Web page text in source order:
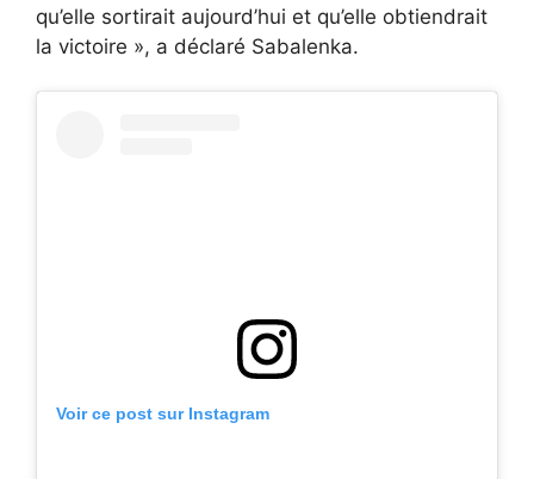
qu’elle sortirait aujourd’hui et qu’elle obtiendrait
la victoire », a déclaré Sabalenka.
Voir ce post sur Instagram